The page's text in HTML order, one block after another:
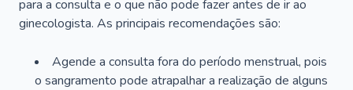
para a consulta e o que não pode fazer antes de ir ao
ginecologista. As principais recomendações são:
Agende a consulta fora do período menstrual, pois
o sangramento pode atrapalhar a realização de alguns